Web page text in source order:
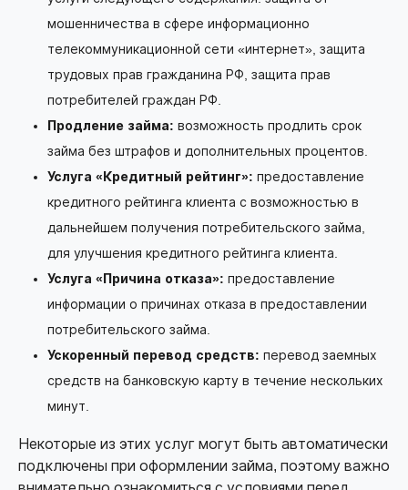
мошенничества в сфере информационно
телекоммуникационной сети «интернет», защита
трудовых прав гражданина РФ, защита прав
потребителей граждан РФ.
Продление займа: возможность продлить срок
займа без штрафов и дополнительных процентов.
Услуга «Кредитный рейтинг»: предоставление
кредитного рейтинга клиента с возможностью в
дальнейшем получения потребительского займа,
для улучшения кредитного рейтинга клиента.
Услуга «Причина отказа»: предоставление
информации о причинах отказа в предоставлении
потребительского займа.
Ускоренный перевод средств: перевод заемных
средств на банковскую карту в течение нескольких
минут.
Некоторые из этих услуг могут быть автоматически
подключены при оформлении займа, поэтому важно